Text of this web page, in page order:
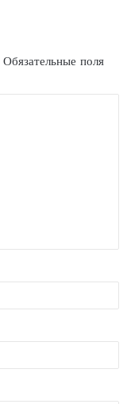
Обязательные поля